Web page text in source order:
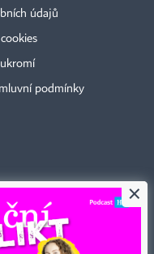
údajů
podmínky
×